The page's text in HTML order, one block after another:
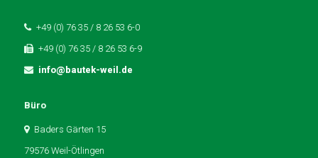
+49 (0) 76 35 / 8 26 53 6-0
+49 (0) 76 35 / 8 26 53 6-9
info@bautek-weil.de
Büro
Baders Gärten 15
79576 Weil-Ötlingen